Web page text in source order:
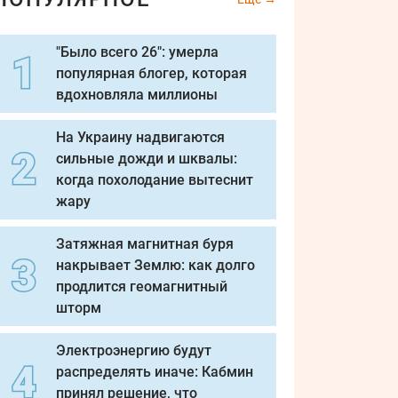
"Было всего 26": умерла
популярная блогер, которая
вдохновляла миллионы
На Украину надвигаются
сильные дожди и шквалы:
когда похолодание вытеснит
жару
Затяжная магнитная буря
накрывает Землю: как долго
продлится геомагнитный
шторм
Электроэнергию будут
распределять иначе: Кабмин
принял решение, что